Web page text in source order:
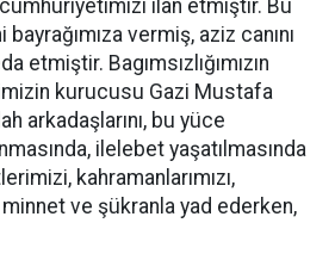
ilan etmiştir. Bu
bayrağımıza vermiş, aziz canını
etmiştir. Bagımsızlığımızın
kurucusu Gazi Mustafa
arkadaşlarını, bu yüce
ilelebet yaşatılmasında
kahramanlarımızı,
ve şükranla yad ederken,